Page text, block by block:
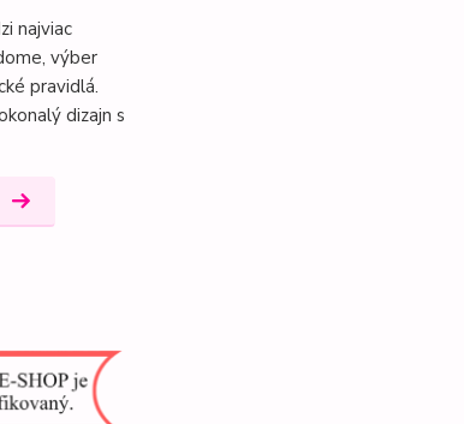
najviac
výber
pravidlá.
dizajn s